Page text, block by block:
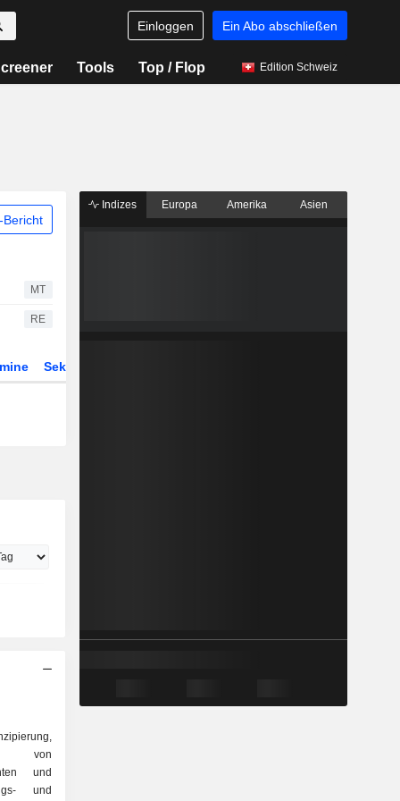
Einloggen Ein Abo abschließen
Tools Top / Flop Edition Schweiz
Bericht
MT
RE
Sektor
von
und
und
Indizes Europa Amerika Asien